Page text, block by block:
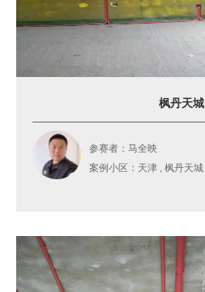
枫丹天城
参赛者：马全映
案例小区：天津 , 枫丹天城